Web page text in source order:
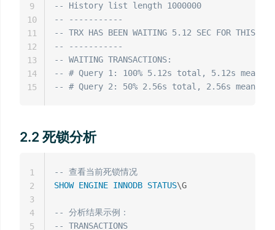
-- History list length 1000000
-- -----------
-- TRX HAS BEEN WAITING 5.12 SEC FOR THIS
-- -----------
-- WAITING TRANSACTIONS:
-- # Query 1: 100% 5.12s total, 5.12s mean,
-- # Query 2: 50% 2.56s total, 2.56s mean,
9
10
11
12
13
14
15
2.2 死锁分析
-- 查看当前死锁情况
SHOW ENGINE INNODB STATUS\G
-- 分析结果示例：
-- TRANSACTIONS
1
2
3
4
5